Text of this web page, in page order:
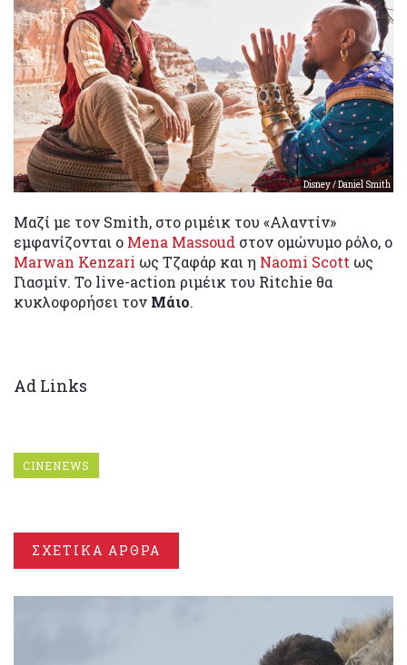
Disney / Daniel Smith
Μαζί με τον Smith, στο ριμέικ του «Αλαντίν»
εμφανίζονται ο Mena Massoud στον ομώνυμο ρόλο, ο
Marwan Kenzari ως Τζαφάρ και η Naomi Scott ως
Γιασμίν. Το live-action ριμέικ του Ritchie θα
κυκλοφορήσει τον Μάιο.
Ad Links
CINENEWS
ΣΧΕΤΙΚΑ ΑΡΘΡΑ